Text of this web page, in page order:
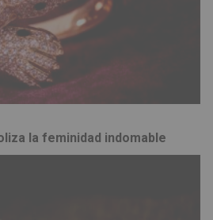
la feminidad indomable